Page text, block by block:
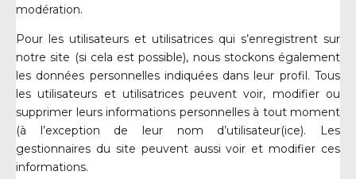
modération.
Pour les utilisateurs et utilisatrices qui s’enregistrent sur
notre site (si cela est possible), nous stockons également
les données personnelles indiquées dans leur profil. Tous
les utilisateurs et utilisatrices peuvent voir, modifier ou
supprimer leurs informations personnelles à tout moment
(à l’exception de leur nom d’utilisateur(ice). Les
gestionnaires du site peuvent aussi voir et modifier ces
informations.